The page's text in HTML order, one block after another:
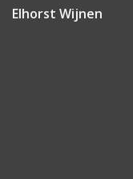
Elhorst Wijnen